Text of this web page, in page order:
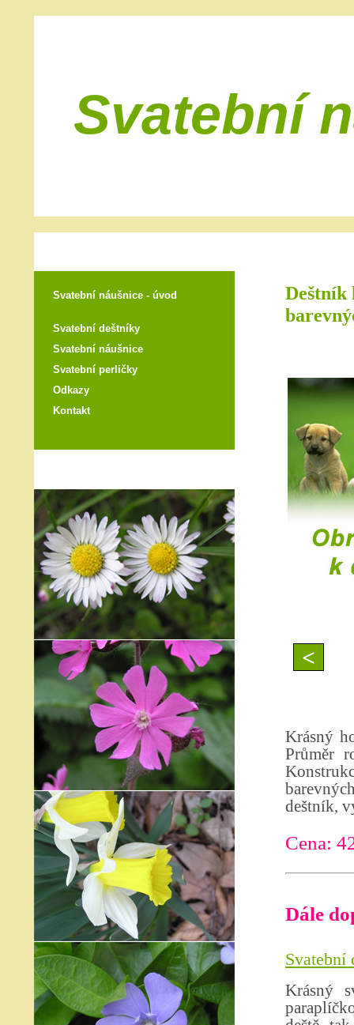
Svatební
Svatební náušnice - úvod
Svatební deštníky
Svatební náušnice
Svatební perličky
Odkazy
Kontakt
Deštník
<
Krásný
Průměr
deštník,
Cena:
Dále
Svatební
Krásný